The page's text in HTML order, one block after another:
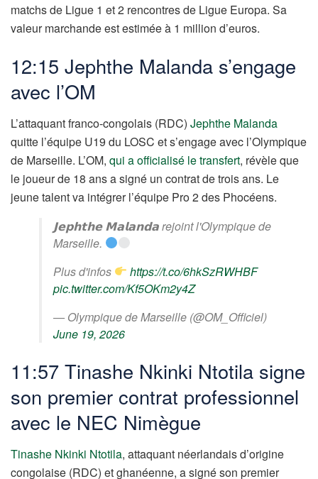
matchs de Ligue 1 et 2 rencontres de Ligue Europa. Sa
valeur marchande est estimée à 1 million d’euros.
12:15 Jephthe Malanda s’engage
avec l’OM
L’attaquant franco-congolais (RDC) Jephthe Malanda
quitte l’équipe U19 du LOSC et s’engage avec l’Olympique
de Marseille. L’OM, qui a officialisé le transfert, révèle que
le joueur de 18 ans a signé un contrat de trois ans. Le
jeune talent va intégrer l’équipe Pro 2 des Phocéens.
𝗝𝗲𝗽𝗵𝘁𝗵𝗲 𝗠𝗮𝗹𝗮𝗻𝗱𝗮 rejoint l'Olympique de
Marseille.
Plus d'infos
https://t.co/6hkSzRWHBF
pic.twitter.com/Kf5OKm2y4Z
— Olympique de Marseille (@OM_Officiel)
June 19, 2026
11:57 Tinashe Nkinki Ntotila signe
son premier contrat professionnel
avec le NEC Nimègue
Tinashe Nkinki Ntotila, attaquant néerlandais d’origine
congolaise (RDC) et ghanéenne, a signé son premier